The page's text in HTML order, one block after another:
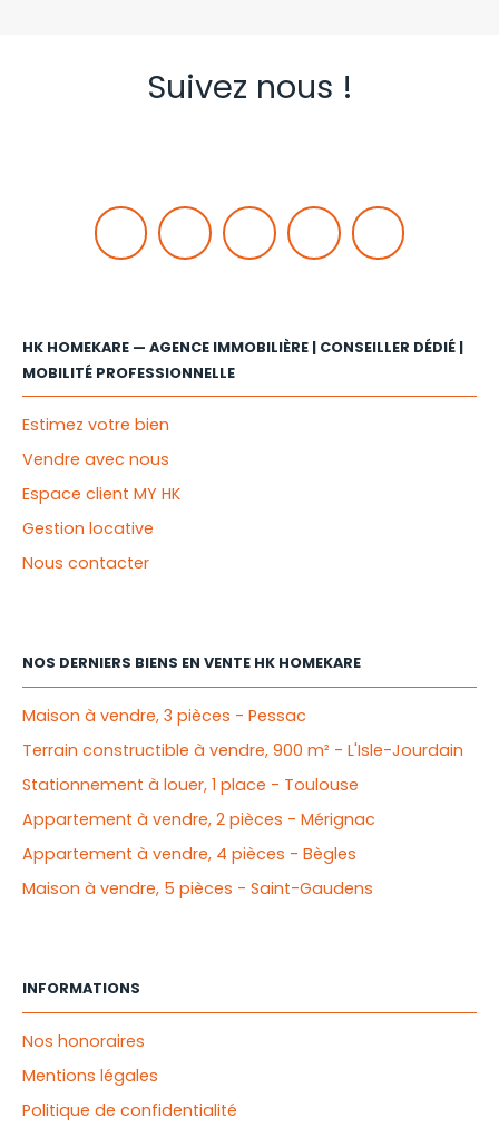
Suivez nous !
HK HOMEKARE — AGENCE IMMOBILIÈRE | CONSEILLER DÉDIÉ |
MOBILITÉ PROFESSIONNELLE
Estimez votre bien
Vendre avec nous
Espace client MY HK
Gestion locative
Nous contacter
NOS DERNIERS BIENS EN VENTE HK HOMEKARE
Maison à vendre, 3 pièces - Pessac
Terrain constructible à vendre, 900 m² - L'Isle-Jourdain
Stationnement à louer, 1 place - Toulouse
Appartement à vendre, 2 pièces - Mérignac
Appartement à vendre, 4 pièces - Bègles
Maison à vendre, 5 pièces - Saint-Gaudens
INFORMATIONS
Nos honoraires
Mentions légales
Politique de confidentialité